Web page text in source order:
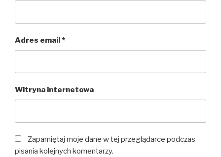
Adres email *
Witryna internetowa
Zapamiętaj moje dane w tej przeglądarce podczas
pisania kolejnych komentarzy.